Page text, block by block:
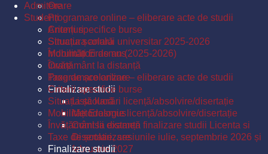
Orare
Programare online – eliberare acte de studii
Criterii specifice burse
Situația școlară
Mobilități Erasmus
Învățământ la distanță
Taxe de școlarizare
Finalizare studii
Listă lucrări licență/absolvire/disertație
Metodologie licență/absolvire/disertație
Comisii examen finalizare studii Licenta si
Disertatie, sesiunile iulie, septembrie 2026 și
februarie 2027
Admitere
Studenți
Anunțuri
Structura anului universitar 2025-2026
Îndrumători de an (2025-2026)
Orare
Programare online – eliberare acte de studii
Criterii specifice burse
Situația școlară
Mobilități Erasmus
Învățământ la distanță
Taxe de școlarizare
Finalizare studii